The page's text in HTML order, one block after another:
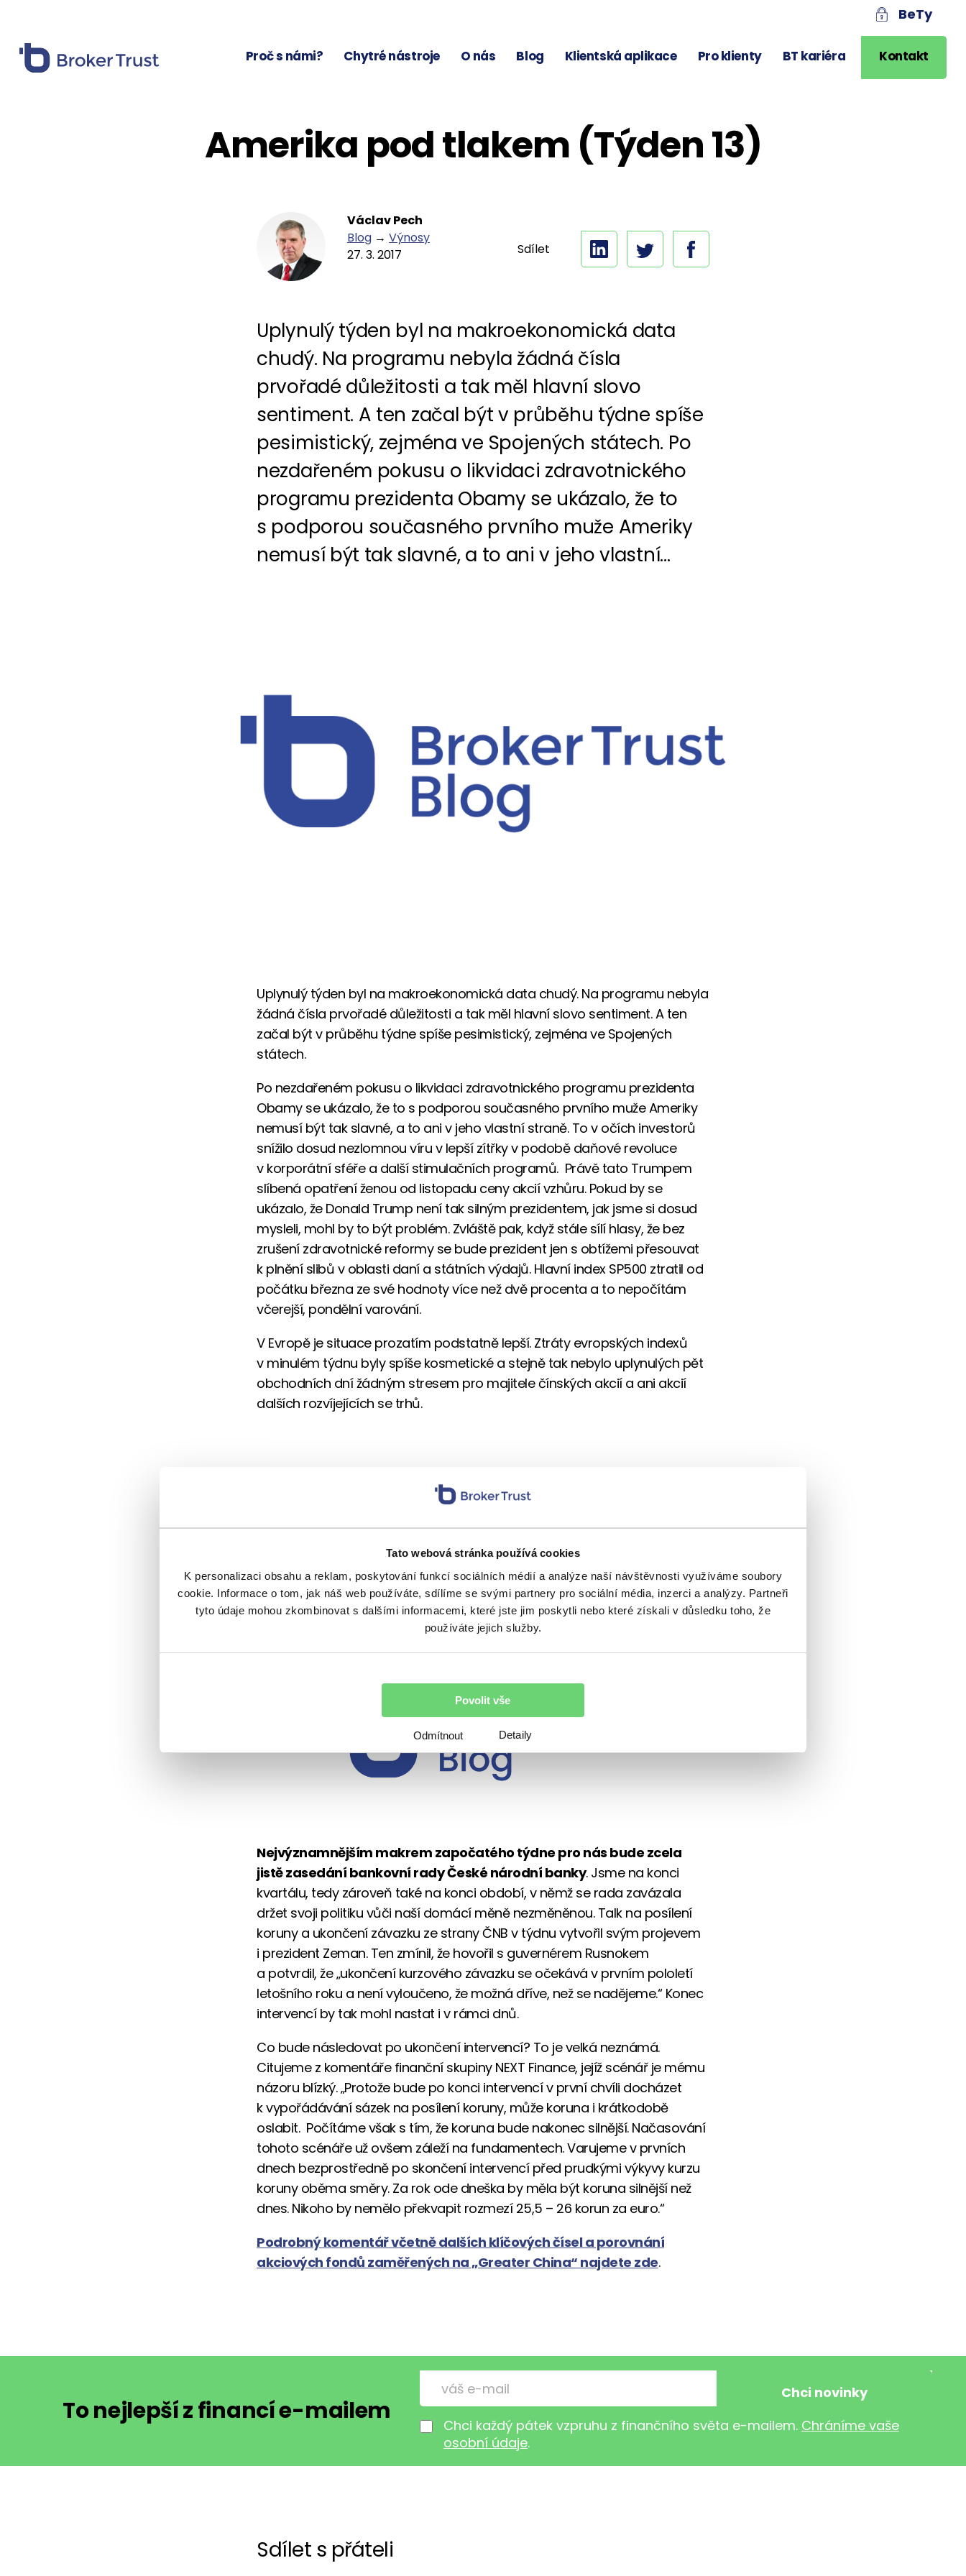
Detaily
Tato webová stránka používá cookies
K personalizaci obsahu a reklam, poskytování funkcí sociálních médií a analýze naší návštěvnosti využíváme soubory
cookie. Informace o tom, jak náš web používáte, sdílíme se svými partnery pro sociální média, inzerci a analýzy. Partneři
tyto údaje mohou zkombinovat s dalšími informacemi, které jste jim poskytli nebo které získali v důsledku toho, že
používáte jejich služby.
Odmítnout
Povolit vše
Proč s námi? Chytré nástroje O nás Blog Klientská aplikace Pro klienty BT kariéra Kontakt
BeTy
Amerika pod tlakem (Týden 13)
Václav Pech
Blog → Výnosy
27. 3. 2017
Sdílet
Uplynulý týden byl na makroekonomická data
chudý. Na programu nebyla žádná čísla
prvořadé důležitosti a tak měl hlavní slovo
sentiment. A ten začal být v průběhu týdne spíše
pesimistický, zejména ve Spojených státech. Po
nezdařeném pokusu o likvidaci zdravotnického
programu prezidenta Obamy se ukázalo, že to
s podporou současného prvního muže Ameriky
nemusí být tak slavné, a to ani v jeho vlastní...
Uplynulý týden byl na makroekonomická data chudý. Na programu nebyla
žádná čísla prvořadé důležitosti a tak měl hlavní slovo sentiment. A ten
začal být v průběhu týdne spíše pesimistický, zejména ve Spojených
státech.
Po nezdařeném pokusu o likvidaci zdravotnického programu prezidenta
Obamy se ukázalo, že to s podporou současného prvního muže Ameriky
nemusí být tak slavné, a to ani v jeho vlastní straně. To v očích investorů
snížilo dosud nezlomnou víru v lepší zítřky v podobě daňové revoluce
v korporátní sféře a další stimulačních programů. Právě tato Trumpem
slíbená opatření ženou od listopadu ceny akcií vzhůru. Pokud by se
ukázalo, že Donald Trump není tak silným prezidentem, jak jsme si dosud
mysleli, mohl by to být problém. Zvláště pak, když stále sílí hlasy, že bez
zrušení zdravotnické reformy se bude prezident jen s obtížemi přesouvat
k plnění slibů v oblasti daní a státních výdajů. Hlavní index SP500 ztratil od
počátku března ze své hodnoty více než dvě procenta a to nepočítám
včerejší, pondělní varování.
V Evropě je situace prozatím podstatně lepší. Ztráty evropských indexů
v minulém týdnu byly spíše kosmetické a stejně tak nebylo uplynulých pět
obchodních dní žádným stresem pro majitele čínských akcií a ani akcií
dalších rozvíjejících se trhů.
Nejvýznamnějším makrem započatého týdne pro nás bude zcela
jistě zasedání bankovní rady České národní banky. Jsme na konci
kvartálu, tedy zároveň také na konci období, v němž se rada zavázala
držet svoji politiku vůči naší domácí měně nezměněnou. Talk na posílení
koruny a ukončení závazku ze strany ČNB v týdnu vytvořil svým projevem
i prezident Zeman. Ten zmínil, že hovořil s guvernérem Rusnokem
a potvrdil, že „ukončení kurzového závazku se očekává v prvním pololetí
letošního roku a není vyloučeno, že možná dříve, než se nadějeme.“ Konec
intervencí by tak mohl nastat i v rámci dnů.
Co bude následovat po ukončení intervencí? To je velká neznámá.
Citujeme z komentáře finanční skupiny NEXT Finance, jejíž scénář je mému
názoru blízký. „Protože bude po konci intervencí v první chvíli docházet
k vypořádávání sázek na posílení koruny, může koruna i krátkodobě
oslabit. Počítáme však s tím, že koruna bude nakonec silnější. Načasování
tohoto scénáře už ovšem záleží na fundamentech. Varujeme v prvních
dnech bezprostředně po skončení intervencí před prudkými výkyvy kurzu
koruny oběma směry. Za rok ode dneška by měla být koruna silnější než
dnes. Nikoho by nemělo překvapit rozmezí 25,5 – 26 korun za euro.“
Podrobný komentář včetně dalších klíčových čísel a porovnání
akciových fondů zaměřených na „Greater China“ najdete zde.
To nejlepší z financí e-mailem Chci každý pátek vzpruhu z finančního světa e-mailem. Chráníme vaše
osobní údaje.
Sdílet s přáteli